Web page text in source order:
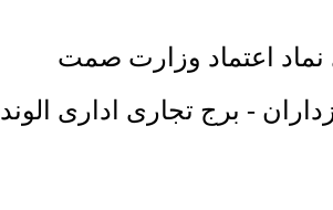
نماد اعتماد وزارت صمت
- برج تجاری اداری الوند